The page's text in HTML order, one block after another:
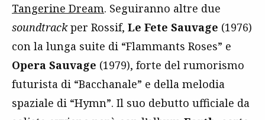
Tangerine Dream. Seguiranno altre due
soundtrackper Rossif, Le Fete Sauvage (1976)
con la lunga suite di “Flammants Roses” e
Opera Sauvage (1979), forte del rumorismo
futurista di “Bacchanale” e della melodia
spaziale di “Hymn”. Il suo debutto ufficiale da